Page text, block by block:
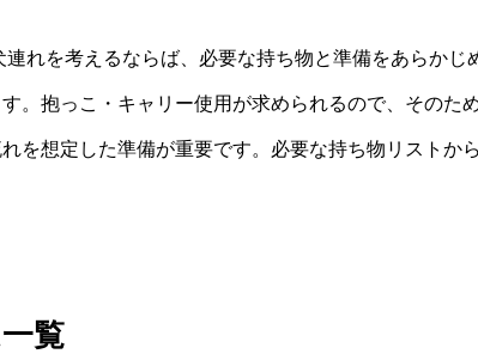
れを考えるならば、必要な持ち物と準備をあらかじ
。抱っこ・キャリー使用が求められるので、そのた
を想定した準備が重要です。必要な持ち物リストか
覧